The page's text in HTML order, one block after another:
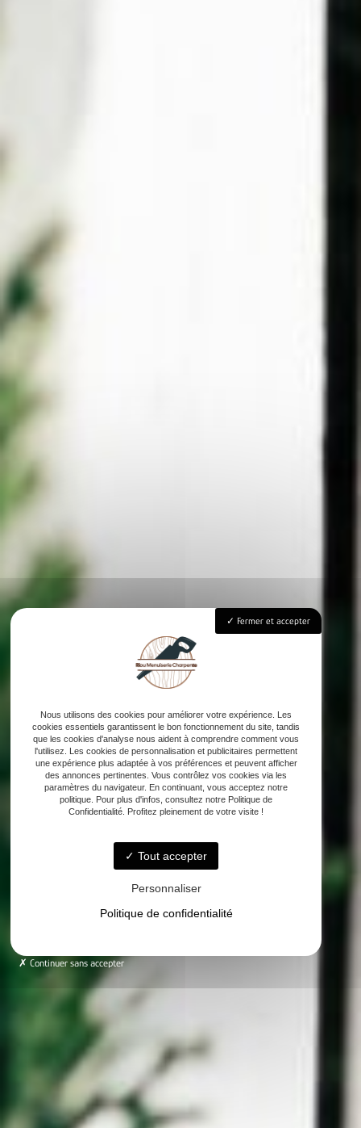
Fermer et accepter
Nous utilisons des cookies pour améliorer votre expérience. Les
cookies essentiels garantissent le bon fonctionnement du site, tandis
que les cookies d'analyse nous aident à comprendre comment vous
l'utilisez. Les cookies de personnalisation et publicitaires permettent
une expérience plus adaptée à vos préférences et peuvent afficher
des annonces pertinentes. Vous contrôlez vos cookies via les
paramètres du navigateur. En continuant, vous acceptez notre
politique. Pour plus d'infos, consultez notre Politique de
Confidentialité. Profitez pleinement de votre visite !
Tout accepter
Personnaliser
Politique de confidentialité
Continuer sans accepter